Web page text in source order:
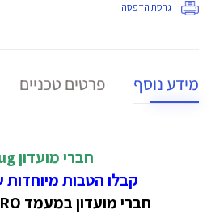
גרסת הדפסה
מידע נוסף פרטים טכניים
חברי מועדון MyBug?
קבלו הטבות מיוחדות